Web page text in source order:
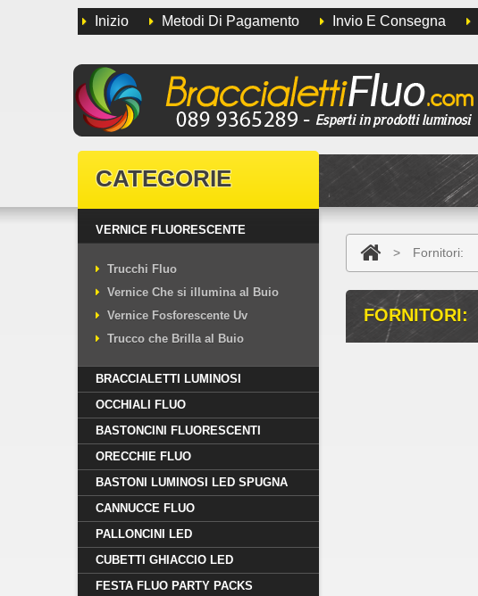
Inizio Metodi Di Pagamento Invio E Consegna
CATEGORIE
VERNICE FLUORESCENTE
Trucchi Fluo
Vernice Che si illumina al Buio
Vernice Fosforescente Uv
Trucco che Brilla al Buio
BRACCIALETTI LUMINOSI
OCCHIALI FLUO
BASTONCINI FLUORESCENTI
ORECCHIE FLUO
BASTONI LUMINOSI LED SPUGNA
CANNUCCE FLUO
PALLONCINI LED
CUBETTI GHIACCIO LED
FESTA FLUO PARTY PACKS
> Fornitori:
FORNITORI: